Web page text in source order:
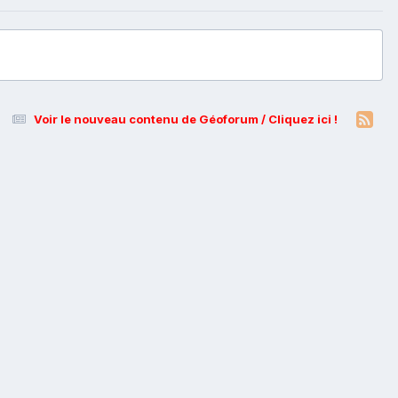
Voir le nouveau contenu de Géoforum / Cliquez ici !